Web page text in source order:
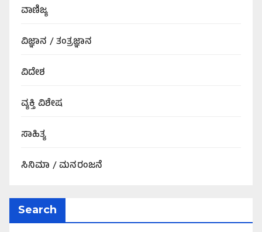
ವಾಣಿಜ್ಯ
ವಿಜ್ಞಾನ / ತಂತ್ರಜ್ಞಾನ
ವಿದೇಶ
ವ್ಯಕ್ತಿ ವಿಶೇಷ
ಸಾಹಿತ್ಯ
ಸಿನಿಮಾ / ಮನರಂಜನೆ
Search